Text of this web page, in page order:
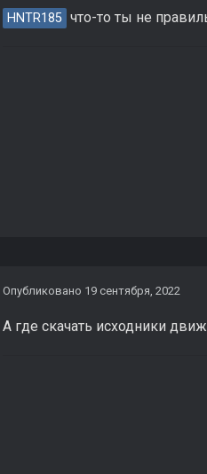
HNTR185 что-то ты не
Опубликовано 19 сентября, 2022
А где скачать исходники